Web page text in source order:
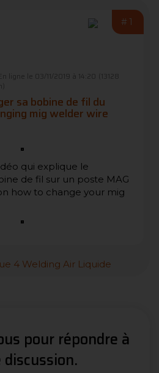
#1
ligne le 03/11/2019 à 14:20
(13128
sa bobine de fil du
mig welder wire
qui explique le
de fil sur un poste MAG
how to change your mig
pour répondre à